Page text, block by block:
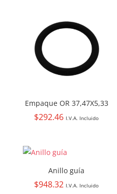
Empaque OR 37,47X5,33
$292.46 I.V.A. Incluido
Anillo guía
$948.32 I.V.A. Incluido